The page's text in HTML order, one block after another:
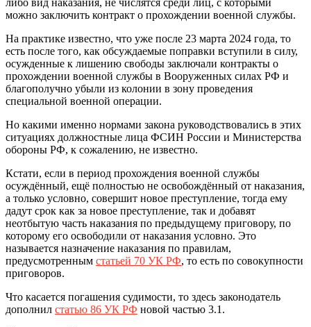
можно заключить контракт о прохождении военной службы.
На практике известно, что уже после 23 марта 2024 года, то
есть после того, как обсуждаемые поправки вступили в силу,
осужденные к лишению свободы заключали контракты о
прохождении военной службы в Вооруженных силах РФ и
благополучно убыли из колонии в зону проведения
специальной военной операции.
Но какими именно нормами закона руководствовались в этих
ситуациях должностные лица ФСИН России и Министерства
обороны РФ, к сожалению, не известно.
Кстати, если в период прохождения военной службы
осуждённый, ещё полностью не освобождённый от наказания,
а только условно, совершит новое преступление, тогда ему
дадут срок как за новое преступление, так и добавят
неотбытую часть наказания по предыдущему приговору, по
которому его освободили от наказания условно. Это
называется назначение наказания по правилам,
предусмотренным статьей 70 УК РФ, то есть по совокупности
приговоров.
Что касается погашения судимости, то здесь законодатель
дополнил статью 86 УК РФ новой частью 3.1.